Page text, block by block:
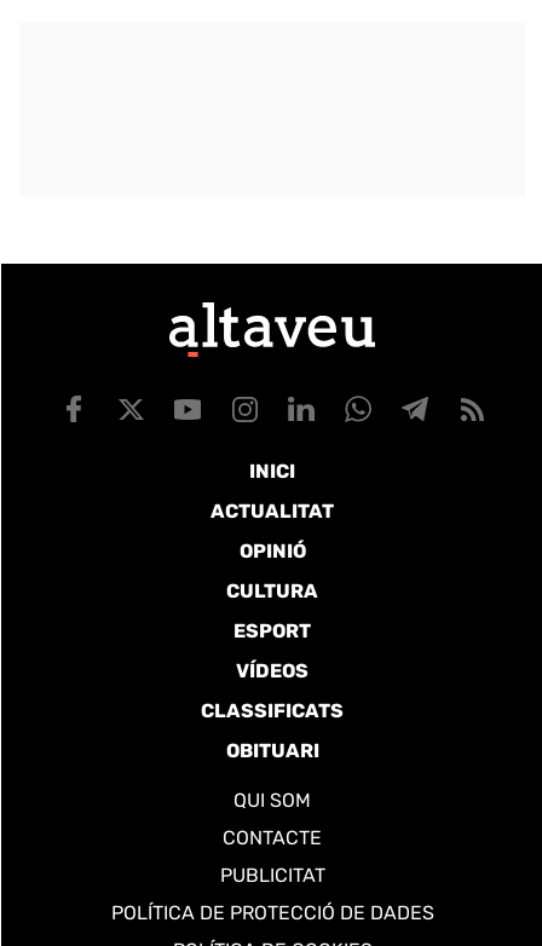
INICI
ACTUALITAT
OPINIÓ
CULTURA
ESPORT
VÍDEOS
CLASSIFICATS
OBITUARI
QUI SOM
CONTACTE
PUBLICITAT
POLÍTICA DE PROTECCIÓ DE DADES